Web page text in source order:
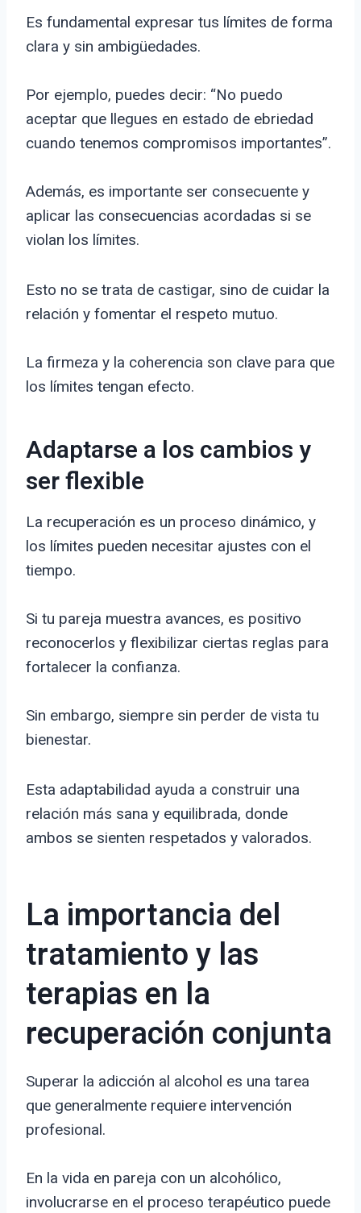
Es fundamental expresar tus límites de forma
clara y sin ambigüedades.
Por ejemplo, puedes decir: “No puedo
aceptar que llegues en estado de ebriedad
cuando tenemos compromisos importantes”.
Además, es importante ser consecuente y
aplicar las consecuencias acordadas si se
violan los límites.
Esto no se trata de castigar, sino de cuidar la
relación y fomentar el respeto mutuo.
La firmeza y la coherencia son clave para que
los límites tengan efecto.
Adaptarse a los cambios y
ser flexible
La recuperación es un proceso dinámico, y
los límites pueden necesitar ajustes con el
tiempo.
Si tu pareja muestra avances, es positivo
reconocerlos y flexibilizar ciertas reglas para
fortalecer la confianza.
Sin embargo, siempre sin perder de vista tu
bienestar.
Esta adaptabilidad ayuda a construir una
relación más sana y equilibrada, donde
ambos se sienten respetados y valorados.
La importancia del
tratamiento y las
terapias en la
recuperación conjunta
Superar la adicción al alcohol es una tarea
que generalmente requiere intervención
profesional.
En la vida en pareja con un alcohólico,
involucrarse en el proceso terapéutico puede